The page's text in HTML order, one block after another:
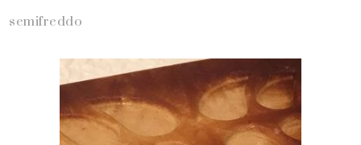
semifreddo